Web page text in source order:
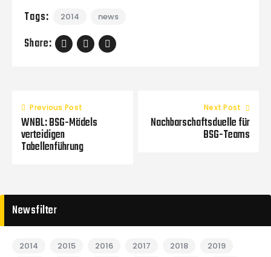
Tags: 2014 news
Share:
Previous Post
WNBL: BSG-Mädels
verteidigen
Tabellenführung
Next Post
Nachbarschaftsduelle für
BSG-Teams
Newsfilter
2014 2015 2016 2017 2018
2019